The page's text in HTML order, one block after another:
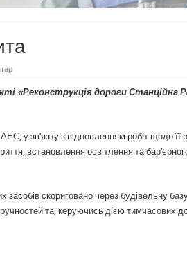
«Реконструкція дороги Станційна
у зв’язку з відновленням робіт щодо її
встановлення освітлення та
засобів скориговано через будівельну
та, керуючись дією тимчасових